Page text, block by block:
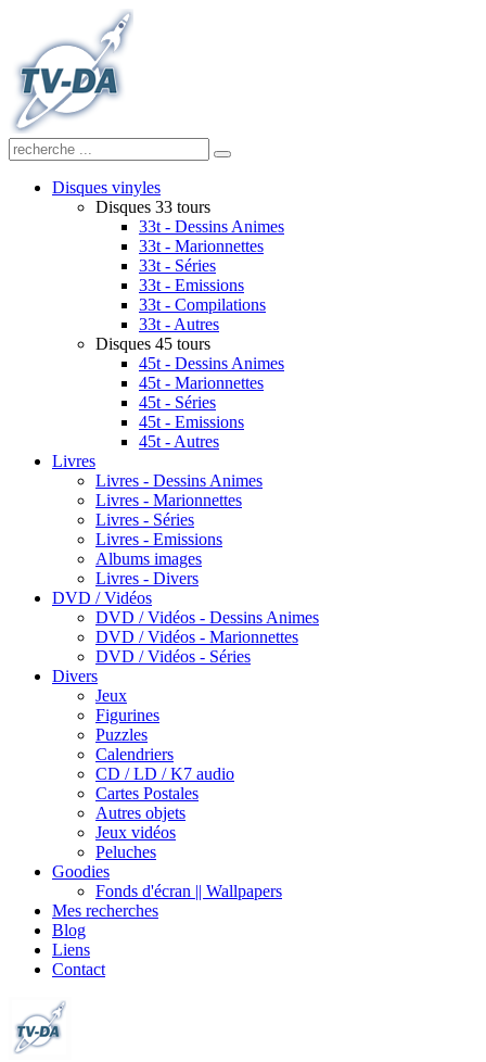
Disques vinyles
Disques 33 tours
33t - Dessins Animes
33t - Marionnettes
33t - Séries
33t - Emissions
33t - Compilations
33t - Autres
Disques 45 tours
45t - Dessins Animes
45t - Marionnettes
45t - Séries
45t - Emissions
45t - Autres
Livres
Livres - Dessins Animes
Livres - Marionnettes
Livres - Séries
Livres - Emissions
Albums images
Livres - Divers
DVD / Vidéos
DVD / Vidéos - Dessins Animes
DVD / Vidéos - Marionnettes
DVD / Vidéos - Séries
Divers
Jeux
Figurines
Puzzles
Calendriers
CD / LD / K7 audio
Cartes Postales
Autres objets
Jeux vidéos
Peluches
Goodies
Fonds d'écran || Wallpapers
Mes recherches
Blog
Liens
Contact